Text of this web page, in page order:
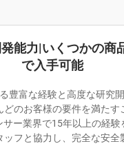
能力|いくつかの商
で入手可能
豊富な経験と高度な研究
どのお客様の要件を満たす
ー業界で15年以上の経験
ッフと協力し、完全な安全